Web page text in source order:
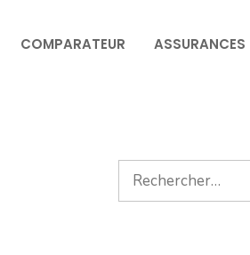
COMPARATEUR ASSURANCES
Rechercher :